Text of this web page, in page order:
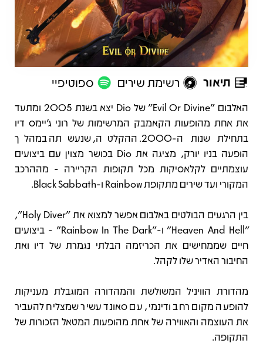
תיאור רשימת שירים ספוטיפיי
תיאור
האלבום "Evil Or Divine" של Dio יצא בשנת 2005 ומתעד
את אחת מהופעות הקאמבק המרשימות של רוני ג’יימס דיו
בתחילת שנות ה-2000. ההקלטה, שנעשתה במהלך
הופעה בניו יורק, מציגה את Dio בכושר מצוין עם ביצועים
עוצמתיים לקלאסיקות מכל תקופות הקריירה - מההרכב
המקורי ועד שירים מתקופת Rainbow ו-Black Sabbath.
בין הרגעים הבולטים באלבום אפשר למצוא את "Holy Diver",
‏"Heaven And Hell" ו-"Rainbow In The Dark" - ביצועים
חיים שממחישים את הכריזמה הבלתי נגמרת של דיו ואת
החיבור האדיר שלו לקהל.
מהדורת הוויניל המשולשת והמהדורה המוגבלת מעניקות
להופעה מקום רחב ודינמי, עם סאונד עשיר שמצליח להעביר
את העוצמה והאווירה של אחת מהופעות המטאל הזכורות של
התקופה.